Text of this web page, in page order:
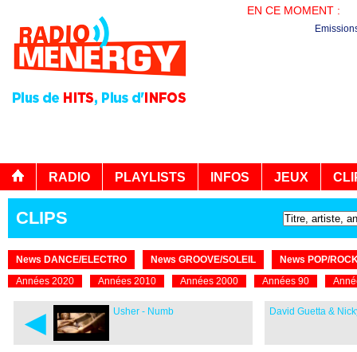
EN CE MOMENT :
RADIO PLAYLISTS INFOS JEUX
CLIPS
News DANCE/ELECTRO News GROOVE/SOLEIL
News POP/
Années 2020
Années 2010 Années 2000 Années 90
◄ Usher - Numb David Guetta &